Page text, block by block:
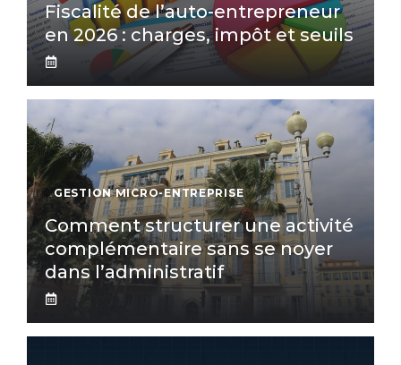
Fiscalité de l’auto-entrepreneur
en 2026 : charges, impôt et seuils
GESTION MICRO-ENTREPRISE
Comment structurer une activité
complémentaire sans se noyer
dans l’administratif